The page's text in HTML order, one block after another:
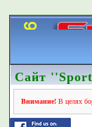
Сайт
Внимание! В целях